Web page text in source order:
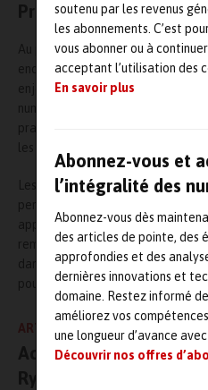
soutenu par les revenus
les abonnements. C’est
vous abonner ou à
acceptant l’utilisation des
En savoir plus
Abonnez-vous et
l’intégralité des
Abonnez-vous dès
des articles de pointe, des
approfondies et des
dernières innovations et
domaine. Restez informé
améliorez vos
une longueur d’avance
Découvrir nos offres
Programme du
Au programme figureront la
enquête inédite sur les métiers de
enjeux révélés par l’enquête, les
numérique peut faire la
pratiques et démonstration
les participants.
Les participants pourront y
perte de temps dans les
apprendrez comment des outils
remédier efficacement. Ce
dans les données terrain et
pour les équipes.
ARTICLE PRÉCÉDENT
Accord majeur de
Ryanair et CFM